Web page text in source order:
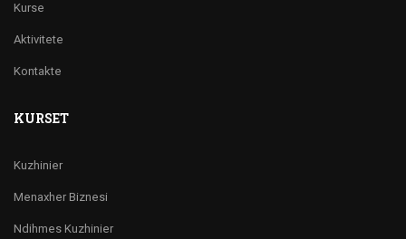
Kurse
Aktivitete
Kontakte
KURSET
Kuzhinier
Menaxher Biznesi
Ndihmes Kuzhinier